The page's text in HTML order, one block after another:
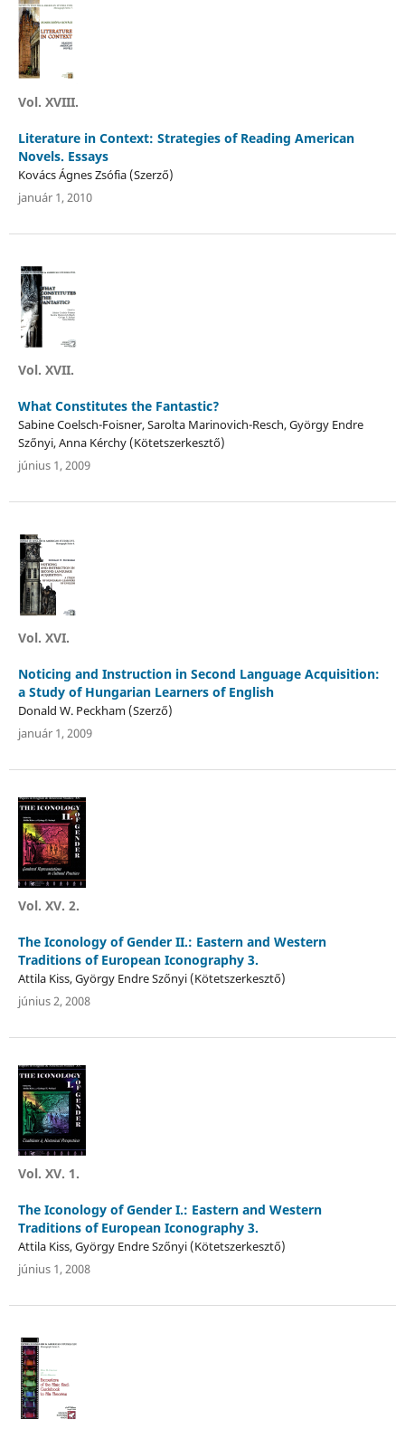
Vol. XVIII.
Literature in Context: Strategies of Reading American
Novels. Essays
Kovács Ágnes Zsófia (Szerző)
január 1, 2010
Vol. XVII.
What Constitutes the Fantastic?
Sabine Coelsch-Foisner, Sarolta Marinovich-Resch, György Endre
Szőnyi, Anna Kérchy (Kötetszerkesztő)
június 1, 2009
Vol. XVI.
Noticing and Instruction in Second Language Acquisition:
a Study of Hungarian Learners of English
Donald W. Peckham (Szerző)
január 1, 2009
Vol. XV. 2.
The Iconology of Gender II.: Eastern and Western
Traditions of European Iconography 3.
Attila Kiss, György Endre Szőnyi (Kötetszerkesztő)
június 2, 2008
Vol. XV. 1.
The Iconology of Gender I.: Eastern and Western
Traditions of European Iconography 3.
Attila Kiss, György Endre Szőnyi (Kötetszerkesztő)
június 1, 2008